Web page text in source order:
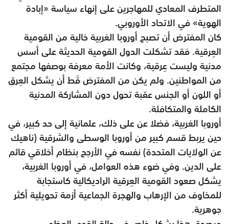
المتطرف المعادي للمهاجرين على إنهاء سياسة «إبادة
الهوية» في الاتحاد الأوروبي.
كان المفترض أن تصبح أوروبا الغربية خالية من القومية
العِرقية. فقد تشكلت الدول القومية الحديثة على أسس
مدنية وليست عِرقية، وكانت الأمة معرفة بوصفها مجتمع
من المواطنين. ولم يكن من المفترض قَط أن يشكل العِرق
أو اللون أو الجنس عقبة تحول دون المشاركة المدنية
الكاملة والمتكافئة.
أوروبا الغربية، فضلا عن على ذلك، علمانية إلى حد كبير، في
حين يربط قسم كبير من أوروبا الوسطى والشرقية (ناهيك
عن الولايات المتحدة) نفسه في الأرجح بنظام أخلاقي قائم
على الدين. وفي ضوء هذه العوامل، في أوروبا الغربية،
يشكل صعود القومية العِرقية الراديكالية كاستجابة
للمخاوف من الإرهاب والهجرة الجماعية أزمة تحويلية أكثر
جوهرية.